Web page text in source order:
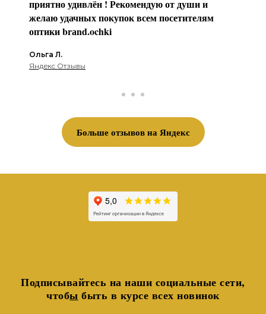
приятно удивлён ! Рекомендую от души и
желаю удачных покупок всем посетителям
оптики brаnd.ochki
Ольга Л.
Яндекс Отзывы
Больше отзывов на Яндекс
Подписывайтесь на наши социальные сети,
чтобы быть в курсе всех новинок